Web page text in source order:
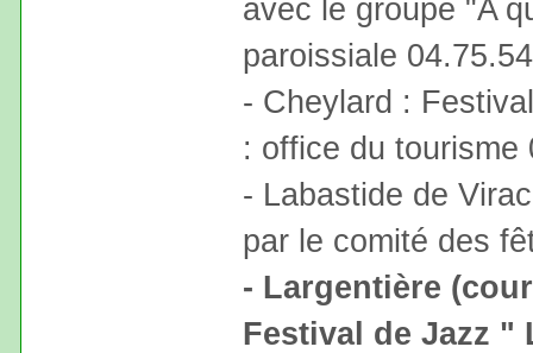
avec le groupe "A
paroissiale
- Cheylard :
: office du tourisme
- Labastide de
par le comité des
- Largentière
Festival de Jazz "